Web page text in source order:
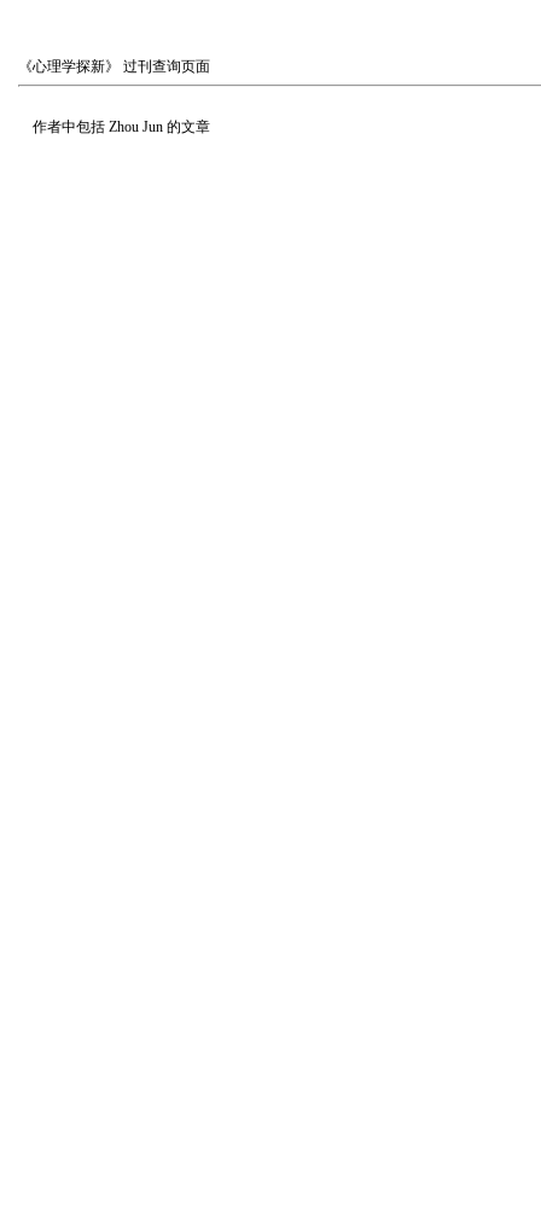
《心理学探新》 过刊查询页面
作者中包括 Zhou Jun 的文章